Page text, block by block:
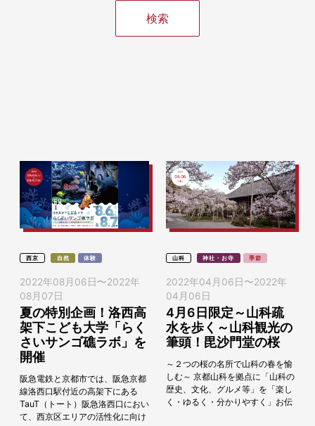
西京 自然 体験
2022年08月06日 〜2022年
08月07日
夏の特別企画！洛西高
架下こども大学「らく
さいサンゴ礁ラボ」を
開催
阪急電鉄と京都市では、阪急京都
線洛西口駅付近の高架下にある
TauT（トート）阪急洛西口におい
て、西京区エリアの活性化に向け
山科 神社・お寺 季節
2022年04月06日 〜2022年
04月06日
4月6日限定～山科疏
水を歩く～山科観光の
筆頭！毘沙門堂の桜
～２つの桜の名所で山科の春を愉
しむ～ 京都山科を拠点に「山科の
歴史、文化、グルメ等」を「楽し
く・ゆるく・分かりやすく」お伝